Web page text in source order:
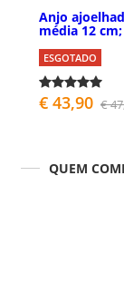
Anjo
média 12
ESGOTADO
€ 43,90 €
QUEM